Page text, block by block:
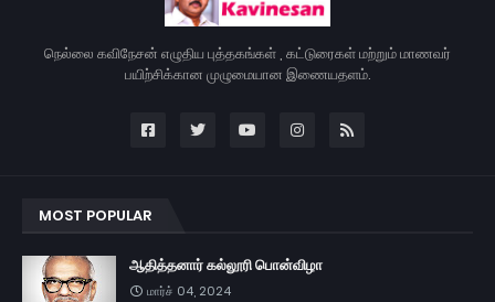
நெல்லை கவிநேசன் எழுதிய புத்தகங்கள் , கட்டுரைகள் மற்றும் மாணவர்
பயிற்சிக்கான முழுமையான இணையதளம்.
MOST POPULAR
ஆதித்தனார் கல்லூரி பொன்விழா
மார்ச் 04, 2024